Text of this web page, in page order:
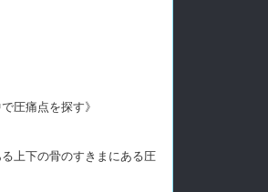
圧痛点を探す》
上下の骨のすきまにある圧